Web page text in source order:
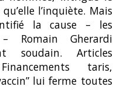
l’inquiète. Mais
la cause – les
Romain Gherardi
soudain. Articles
taris,
lui ferme toutes